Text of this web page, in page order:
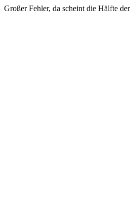
Großer Fehler, da scheint die Hälfte